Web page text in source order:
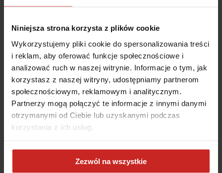
Niniejsza strona korzysta z plików cookie
Wykorzystujemy pliki cookie do spersonalizowania treści
i reklam, aby oferować funkcje społecznościowe i
analizować ruch w naszej witrynie. Informacje o tym, jak
korzystasz z naszej witryny, udostępniamy partnerom
społecznościowym, reklamowym i analitycznym.
Partnerzy mogą połączyć te informacje z innymi danymi
otrzymanymi od Ciebie lub uzyskanymi podczas
korzystania z ich usług.
Zezwól na wszystkie
browser console for more information)